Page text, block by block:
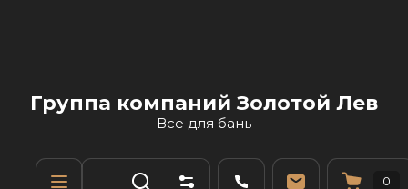
Группа компаний Золотой Лев
Все для бань
0